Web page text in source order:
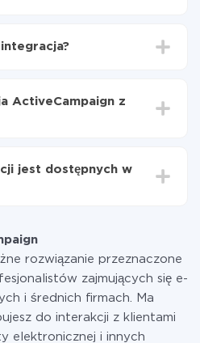
zajmuje średnio 10-15
ActiveCampaign z
która faktycznie jest
z Twoich systemów do
się na płatną. Więcej
jest dostępnych w
rozwiązanie przeznaczone
zajmujących się e-
i średnich firmach. Ma
do interakcji z klientami
elektronicznej i innych